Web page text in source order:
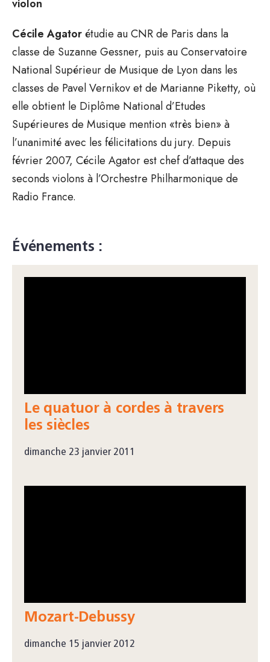
violon
Cécile Agatorétudie au CNR de Paris dans la
classe de Suzanne Gessner, puis au Conservatoire
National Supérieur de Musique de Lyon dans les
classes de Pavel Vernikov et de Marianne Piketty, où
elle obtient le Diplôme National d’Etudes
Supérieures de Musique mention «très bien» à
l’unanimité avec les félicitations du jury. Depuis
février 2007, Cécile Agator est chef d’attaque des
seconds violons à l’Orchestre Philharmonique de
Radio France.
Événements :
Le quatuor à cordes à travers
les siècles
dimanche 23 janvier 2011
Mozart-Debussy
dimanche 15 janvier 2012